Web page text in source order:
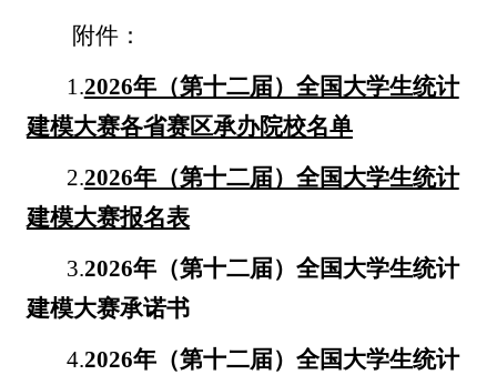
附件：
1.2026年（第十二届）全国大学生统计
建模大赛各省赛区承办院校名单
2.2026年（第十二届）全国大学生统计
建模大赛报名表
3.2026年（第十二届）全国大学生统计
建模大赛承诺书
4.2026年（第十二届）全国大学生统计